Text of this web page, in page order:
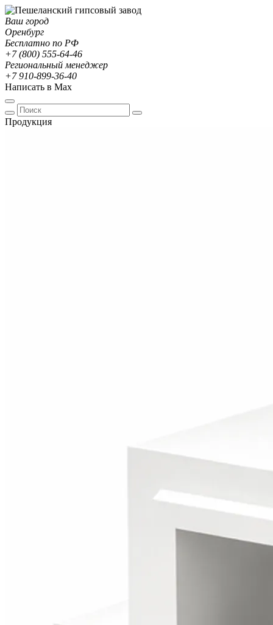
Ваш город
Оренбург
Бесплатно по РФ
+7 (800) 555-64-46
Региональный менеджер
+7 910-899-36-40
Написать в Max
Продукция